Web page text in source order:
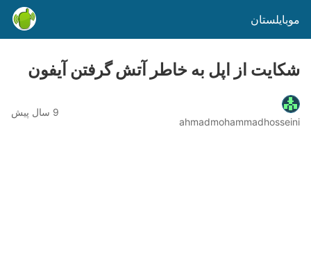
موبایلستان
شکایت از اپل به خاطر آتش گرفتن آیفون
ahmadmohammadhosseini
9 سال پیش